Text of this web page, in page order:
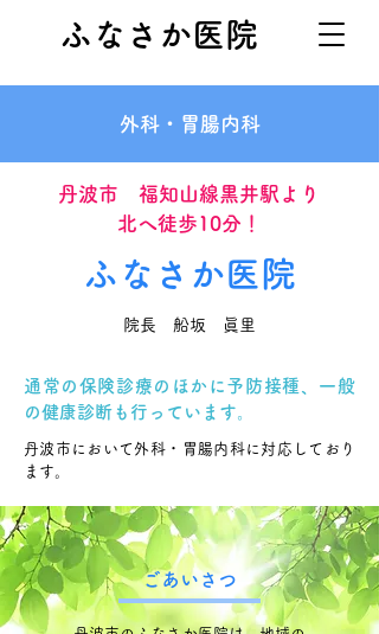
ふなさか医院
外科・胃腸内科
丹波市 福知山線黒井駅より
北へ徒歩10分！
ふなさか医院
院長 船坂 眞里
通常の保険診療のほかに予防接種、一般
の健康診断も行っています。
丹波市において外科・胃腸内科に対応しており
ます。
ごあいさつ